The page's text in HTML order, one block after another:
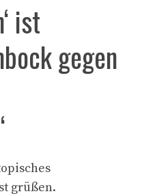
ist
gegen
grüßen.